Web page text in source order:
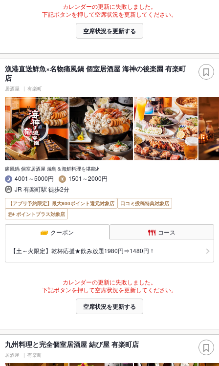
カレンダーの更新に失敗しました。
下記ボタンを押して空席状況を更新してください。
空席状況を更新する
漁港直送鮮魚×名物痛風鍋 個室居酒屋 海神の後楽園 有楽町
店
居酒屋 有楽町
痛風鍋 個室居酒屋 焼鳥＆海鮮料理を堪能♪
4001～5000円
1501～2000円
JR 有楽町駅 徒歩2分
【アプリ予約限定】最大800ポイント還元対象店
口コミ投稿特典対象店
ポイントプラス対象店
クーポン コース
【土～火限定】乾杯応援★飲み放題1980円⇒1480円！
カレンダーの更新に失敗しました。
下記ボタンを押して空席状況を更新してください。
空席状況を更新する
九州料理と完全個室居酒屋 結び屋 有楽町店
居酒屋 有楽町